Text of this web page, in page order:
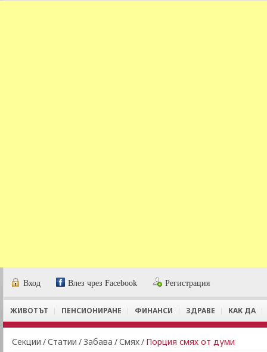
Вход Влез чрез Facebook Регистрация
ЖИВОТЪТ ПЕНСИОНИРАНЕ ФИНАНСИ ЗДРАВЕ КАК ДА
Секции /Статии / Забава /Смях/ Порция смях от думи